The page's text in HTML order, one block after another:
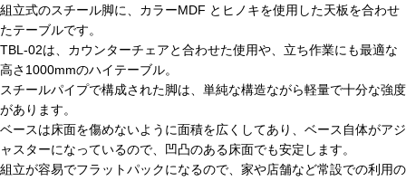
組立式のスチール脚に、カラーMDF とヒノキを使用した天板を合わせ
たテーブルです。
TBL-02は、カウンターチェアと合わせた使用や、立ち作業にも最適な
高さ1000mmのハイテーブル。
スチールパイプで構成された脚は、単純な構造ながら軽量で十分な強度
があります。
ベースは床面を傷めないように面積を広くしてあり、ベース自体がアジ
ャスターになっているので、凹凸のある床面でも安定します。
組立が容易でフラットパックになるので、家や店舗など常設での利用の